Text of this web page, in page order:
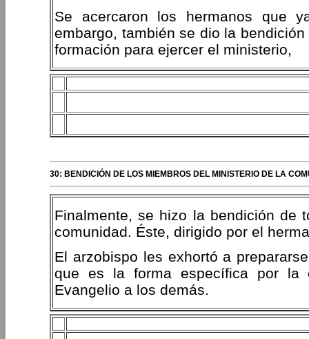
Se acercaron los hermanos que
embargo, también se dio la
formación para ejercer el ministerio,
30: BENDICIÓN DE LOS MIEMBROS DEL MINISTERIO DE LA
Finalmente, se hizo la bendición de
comunidad. Éste, dirigido por el
El arzobispo les exhortó a
que es la forma específica por la
Evangelio a los demás.